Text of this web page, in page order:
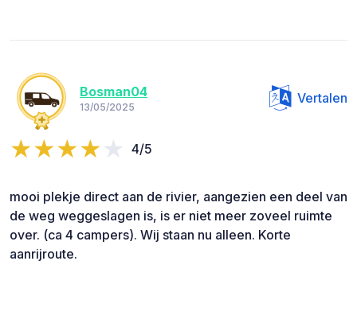
Bosman04
13/05/2025
Vertalen
4/5
mooi plekje direct aan de rivier, aangezien een deel van
de weg weggeslagen is, is er niet meer zoveel ruimte
over. (ca 4 campers). Wij staan nu alleen. Korte
aanrijroute.